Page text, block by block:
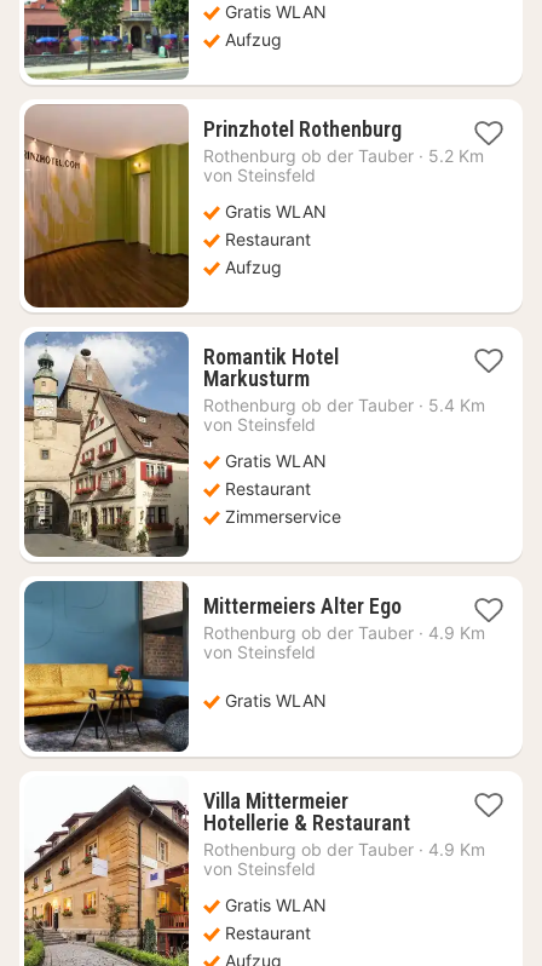
Gratis WLAN
Aufzug
Prinzhotel Rothenburg1
Nacht
Rothenburg ob der Tauber · 5.2 Km
von Steinsfeld
Gratis WLAN
Restaurant
Aufzug
Romantik Hotel
Markusturm1
Nacht
ab
€
Rothenburg ob der Tauber · 5.4 Km
von Steinsfeld
Gratis WLAN
Restaurant
Zimmerservice
Mittermeiers Alter Ego1
Nacht
Rothenburg ob der Tauber · 4.9 Km
von Steinsfeld
Gratis WLAN
Villa Mittermeier
Hotellerie & Restaurant1
Nacht
Rothenburg ob der Tauber · 4.9 Km
von Steinsfeld
Gratis WLAN
Restaurant
Aufzug